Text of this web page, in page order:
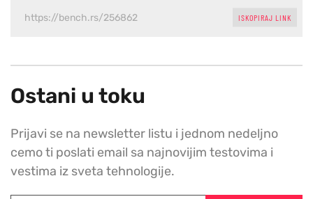
ISKOPIRAJ LINK
Ostani u toku
Prijavi se na newsletter listu i jednom nedeljno
cemo ti poslati email sa najnovijim testovima i
vestima iz sveta tehnologije.